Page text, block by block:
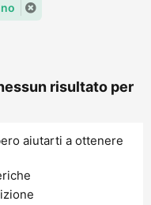
risultato per
aiutarti a ottenere